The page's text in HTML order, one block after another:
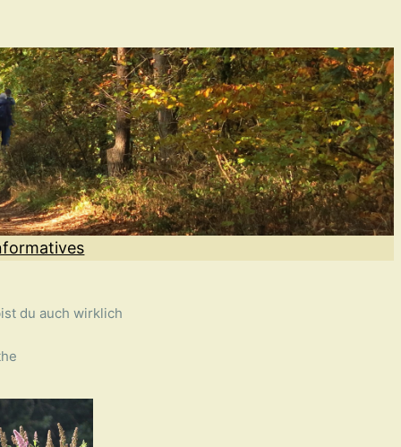
du auch wirklich